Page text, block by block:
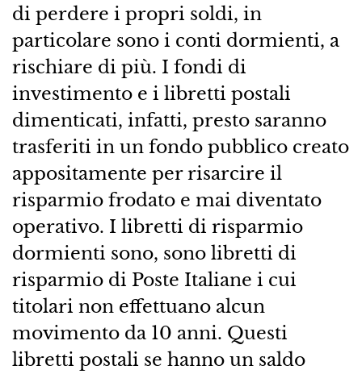
di perdere i propri soldi, in
particolare sono i conti dormienti, a
rischiare di più. I fondi di
investimento e i libretti postali
dimenticati, infatti, presto saranno
trasferiti in un fondo pubblico creato
appositamente per risarcire il
risparmio frodato e mai diventato
operativo. I libretti di risparmio
dormienti sono, sono libretti di
risparmio di Poste Italiane i cui
titolari non effettuano alcun
movimento da 10 anni. Questi
libretti postali se hanno un saldo